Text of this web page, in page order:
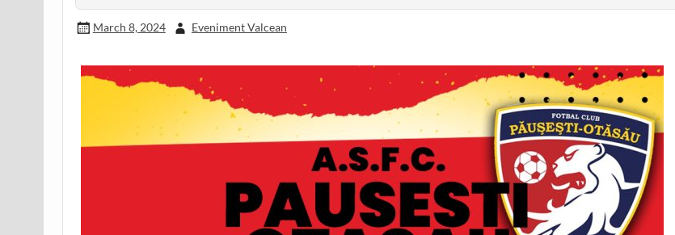
March 8, 2024 Eveniment Valcean